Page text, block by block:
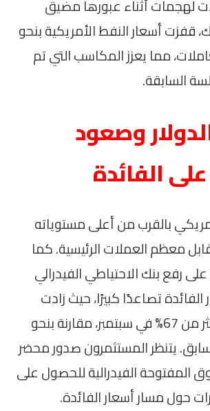
لهجمات أثناء عبورها مضيق
قفزت أسعار النفط الأمريكية بنحو
مما يعزز المكاسب التي تم
السابقة.
وصعود
الفائدة
بالقرب من أعلى مستوياته
معظم العملات الرئيسية. كما
رفع بنك الاحتياطي الفيدرالي
تصاعدًا كبيرًا، حيث زادت
التوقعات إلى أكثر من 67% في سبتمبر، مقارنة بنحو
يتنظر المستثمرون صدور محضر
المفتوحة الفيدرالية للحصول على
حول مسار أسعار الفائدة.